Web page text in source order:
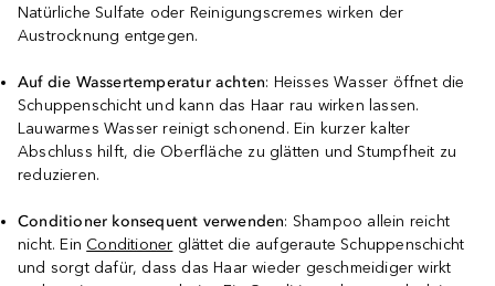
Natürliche Sulfate oder Reinigungscremes wirken der
Austrocknung entgegen.
Auf die Wassertemperatur achten: Heisses Wasser öffnet die
Schuppenschicht und kann das Haar rau wirken lassen.
Lauwarmes Wasser reinigt schonend. Ein kurzer kalter
Abschluss hilft, die Oberfläche zu glätten und Stumpfheit zu
reduzieren.
Conditioner konsequent verwenden: Shampoo allein reicht
nicht. Ein Conditioner glättet die aufgeraute Schuppenschicht
und sorgt dafür, dass das Haar wieder geschmeidiger wirkt